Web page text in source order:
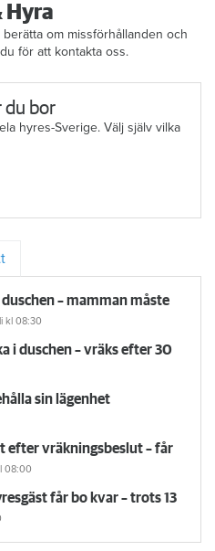
Hyra
om missförhållanden och
för att kontakta oss.
du bor
hyres-Sverige. Välj själv vilka
– mamman måste
kl 08:30
i duschen – vräks efter 30
sin lägenhet
efter vräkningsbeslut – får
08:00
får bo kvar – trots 13